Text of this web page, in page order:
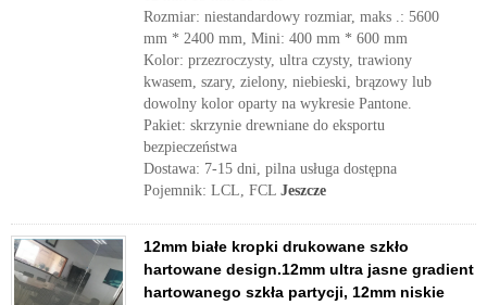
Rozmiar: niestandardowy rozmiar, maks .: 5600
mm * 2400 mm, Mini: 400 mm * 600 mm
Kolor: przezroczysty, ultra czysty, trawiony
kwasem, szary, zielony, niebieski, brązowy lub
dowolny kolor oparty na wykresie Pantone.
Pakiet: skrzynie drewniane do eksportu
bezpieczeństwa
Dostawa: 7-15 dni, pilna usługa dostępna
Pojemnik: LCL, FCL Jeszcze
12mm białe kropki drukowane szkło
hartowane design.12mm ultra jasne gradient
hartowanego szkła partycji, 12mm niskie